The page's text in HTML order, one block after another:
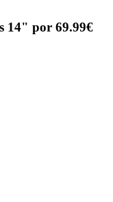
14" por 69.99€